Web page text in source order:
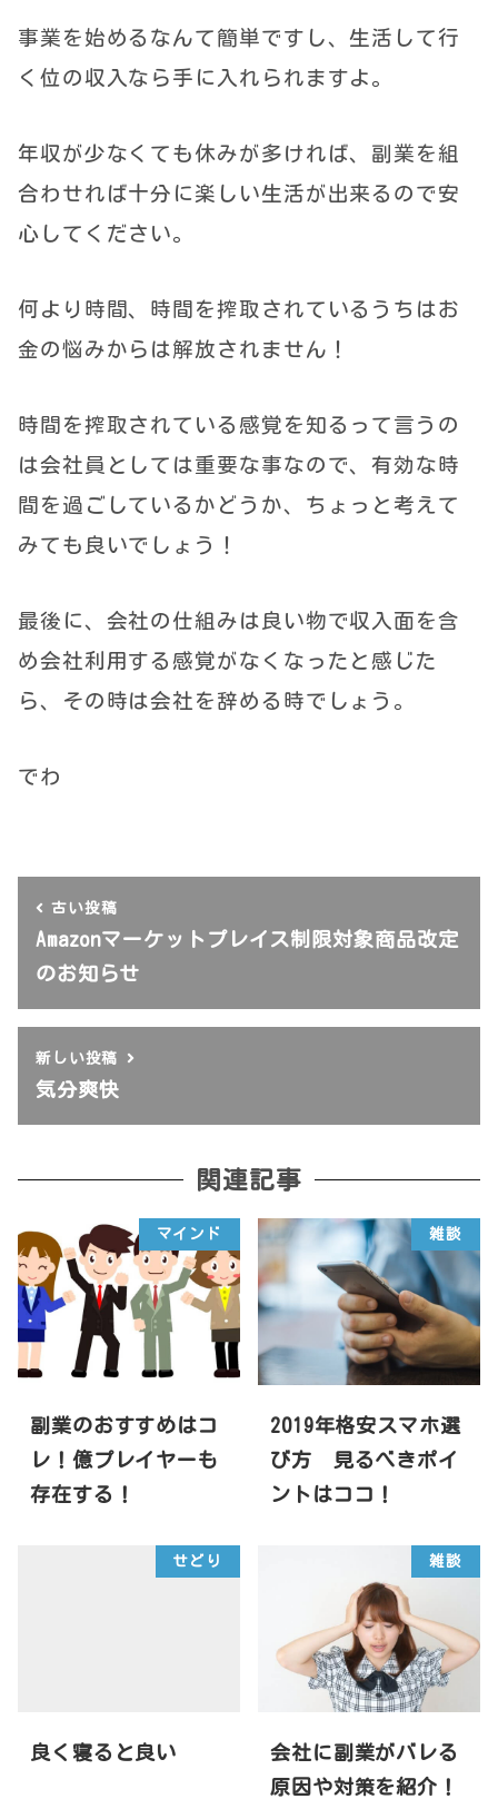
事業を始めるなんて簡単ですし、生活して行
く位の収入なら手に入れられますよ。
年収が少なくても休みが多ければ、副業を組
合わせれば十分に楽しい生活が出来るので安
心してください。
何より時間、時間を搾取されているうちはお
金の悩みからは解放されません！
時間を搾取されている感覚を知るって言うの
は会社員としては重要な事なので、有効な時
間を過ごしているかどうか、ちょっと考えて
みても良いでしょう！
最後に、会社の仕組みは良い物で収入面を含
め会社利用する感覚がなくなったと感じた
ら、その時は会社を辞める時でしょう。
でわ
古い投稿
Amazonマーケットプレイス制限対象商品改定
のお知らせ
新しい投稿
気分爽快
関連記事
マインド
副業のおすすめはコ
レ！億プレイヤーも
存在する！
雑談
2019年格安スマホ選
び方 見るべきポイ
ントはココ！
せどり
良く寝ると良い
雑談
会社に副業がバレる
原因や対策を紹介！